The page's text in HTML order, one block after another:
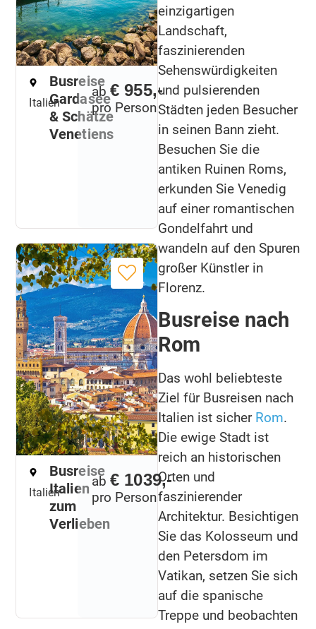
Italien
Busreise
Gardasee
& Schätze
Venetiens
ab € 955,-
pro Person
Italien
Busreise
Italien
zum
Verlieben
ab € 1039,-
pro Person
einzigartigen
Landschaft,
faszinierenden
Sehenswürdigkeiten
und pulsierenden
Städten jeden Besucher
in seinen Bann zieht.
Besuchen Sie die
antiken Ruinen Roms,
erkunden Sie Venedig
auf einer romantischen
Gondelfahrt und
wandeln auf den Spuren
großer Künstler in
Florenz.
Busreise nach
Rom
Das wohl beliebteste
Ziel für Busreisen nach
Italien ist sicher Rom.
Die ewige Stadt ist
reich an historischen
Orten und
faszinierender
Architektur. Besichtigen
Sie das Kolosseum und
den Petersdom im
Vatikan, setzen Sie sich
auf die spanische
Treppe und beobachten